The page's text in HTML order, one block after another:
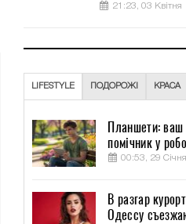
21:23, 03 Квітня
LIFESTYLE ПОДОРОЖІ КРАСА
Планшети: ваш
помічник у
00:53, 29
В разгар
Одессу